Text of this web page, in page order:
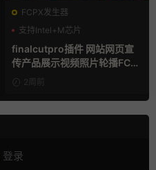
FCPX发生器
支持Intel+M芯片
finalcutpro插件 网站网页宣
传产品展示视频照片轮播FCP
X插件2周前
登录